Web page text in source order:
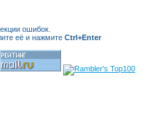
ошибок.
её и нажмите Ctrl+Enter